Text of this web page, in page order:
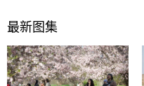
最新图集